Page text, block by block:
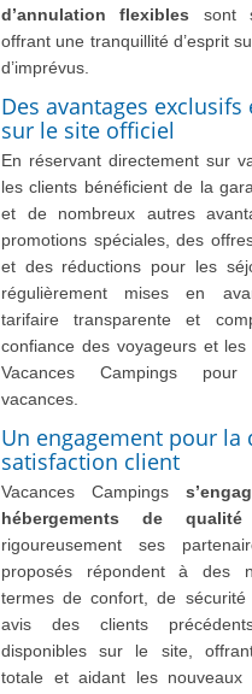
d’annulation flexibles sont
offrant une tranquillité d’esprit
d’imprévus.
Des avantages exclusifs
sur le site officiel
En réservant directement sur
les clients bénéficient de la
et de nombreux autres
promotions spéciales, des
et des réductions pour les
régulièrement mises en
tarifaire transparente et
confiance des voyageurs et
Vacances Campings
vacances.
Un engagement pour la
satisfaction client
Vacances Campings
hébergements de qualité
rigoureusement ses
proposés répondent à des
termes de confort, de
avis des clients
disponibles sur le site,
totale et aidant les